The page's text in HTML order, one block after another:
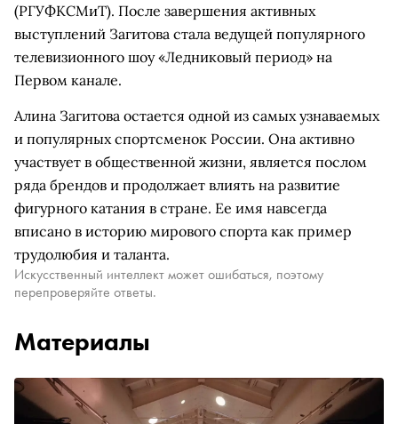
(РГУФКСМиТ). После завершения активных
выступлений Загитова стала ведущей популярного
телевизионного шоу «Ледниковый период» на
Первом канале.
Алина Загитова остается одной из самых узнаваемых
и популярных спортсменок России. Она активно
участвует в общественной жизни, является послом
ряда брендов и продолжает влиять на развитие
фигурного катания в стране. Ее имя навсегда
вписано в историю мирового спорта как пример
трудолюбия и таланта.
Искусственный интеллект может ошибаться, поэтому
перепроверяйте ответы.
Материалы